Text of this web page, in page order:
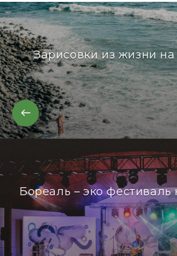
Зарисовки из жизни
Бореаль – эко